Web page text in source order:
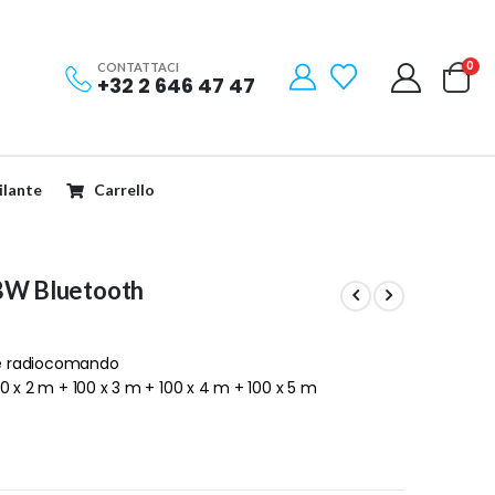
CONTATTACI
+32 2 646 47 47
0
Carrello
Bluetooth
radiocomando
2 m + 100 x 3 m + 100 x 4 m + 100 x 5 m